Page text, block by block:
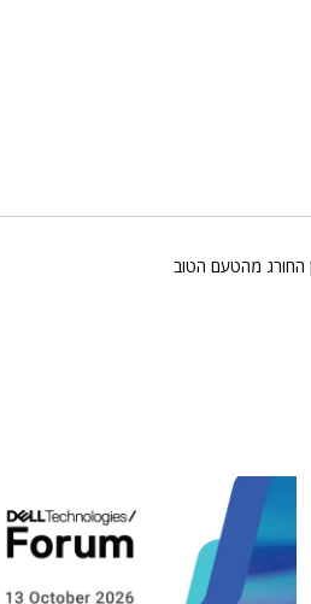
החורג מהטעם הטוב